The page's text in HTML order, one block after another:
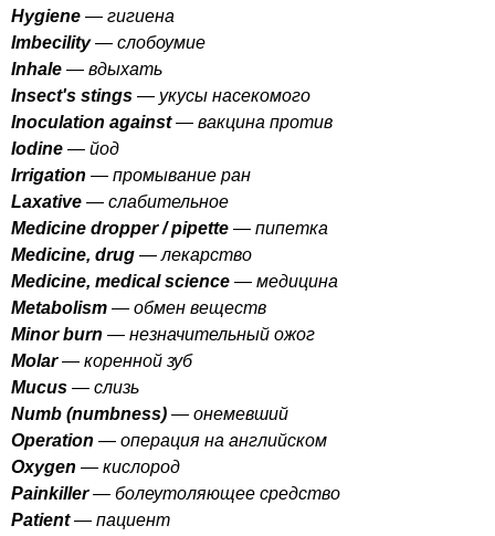
Hygiene — гигиена
Imbecility— слобоумие
Inhale — вдыхать
Insect's stings — укусы насекомого
Inoculation against — вакцина против
Iodine — йод
Irrigation — промывание ран
Laxative — слабительное
Medicine dropper/pipette — пипетка
Medicine, drug — лекарство
Medicine, medical science — медицина
Metabolism — обмен веществ
Minor burn — незначительный ожог
Molar — коренной зуб
Mucus — слизь
Numb (numbness) — онемевший
Operation — операция на английском
Oxygen — кислород
Painkiller — болеутоляющее средство
Patient — пациент